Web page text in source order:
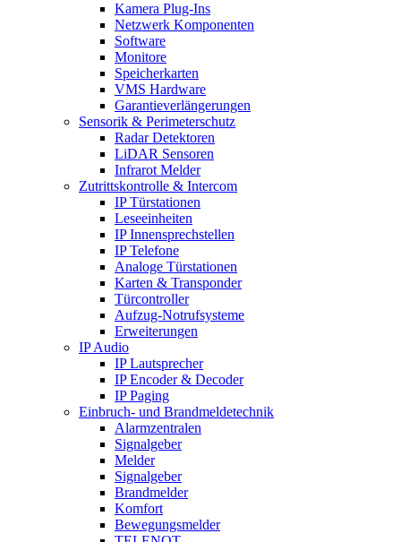
Kamera Plug-Ins
Netzwerk Komponenten
Software
Monitore
Speicherkarten
VMS Hardware
Garantieverlängerungen
Sensorik & Perimeterschutz
Radar Detektoren
LiDAR Sensoren
Infrarot Melder
Zutrittskontrolle & Intercom
IP Türstationen
Leseeinheiten
IP Innensprechstellen
IP Telefone
Analoge Türstationen
Karten & Transponder
Türcontroller
Aufzug-Notrufsysteme
Erweiterungen
IP Audio
IP Lautsprecher
IP Encoder & Decoder
IP Paging
Einbruch- und Brandmeldetechnik
Alarmzentralen
Signalgeber
Melder
Signalgeber
Brandmelder
Komfort
Bewegungsmelder